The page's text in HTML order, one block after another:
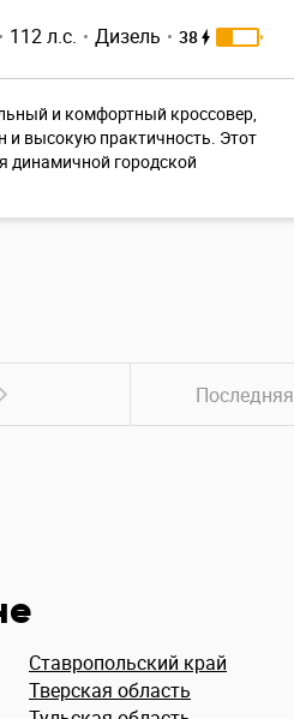
112 л.с. Дизель 38
и комфортный кроссовер,
и высокую практичность. Этот
динамичной городской
Последняя
Ставропольский край
Тверская область